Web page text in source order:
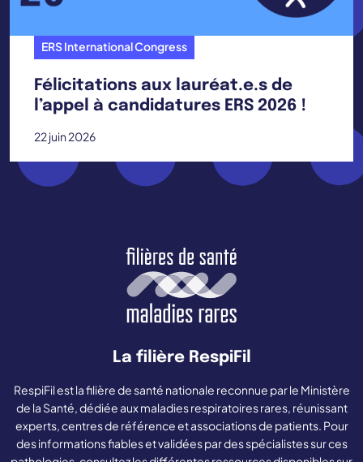
ERS International Congress
Félicitations aux lauréat.e.s de
l’appel à candidatures ERS 2026 !
22 juin 2026
La filière RespiFil
RespiFil est la filière de santé nationale reconnue par le Ministère
de la Santé, dédiée aux maladies respiratoires rares, réunissant
experts, centres de référence et associations de patients. Pour
des informations fiables et validées par des spécialistes sur ces